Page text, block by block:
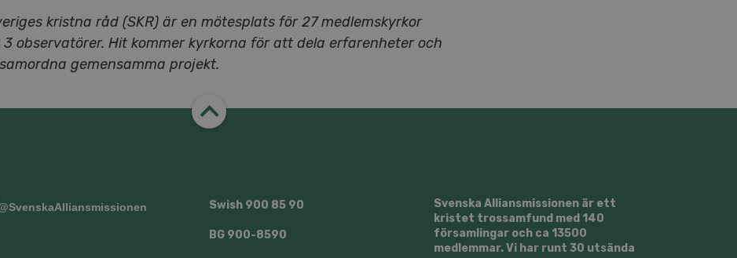
kristna råd (SKR) är en mötesplats för 27 medlemskyrkor
3 observatörer. Hit kommer kyrkorna för att dela erfarenheter och
gemensamma projekt.
Swish900 85 90
BG900-8590
Svenska Alliansmissionen är ett
kristet trossamfund med 140
församlingar och ca 13500
medlemmar. Vi har runt 30 utsända